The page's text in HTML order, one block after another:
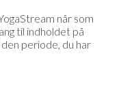
når som
til indholdet på
periode, du har